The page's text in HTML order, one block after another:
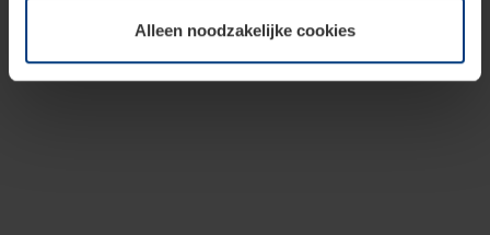
wijzigen of herroepen.Alleen noodzakelijke cookies